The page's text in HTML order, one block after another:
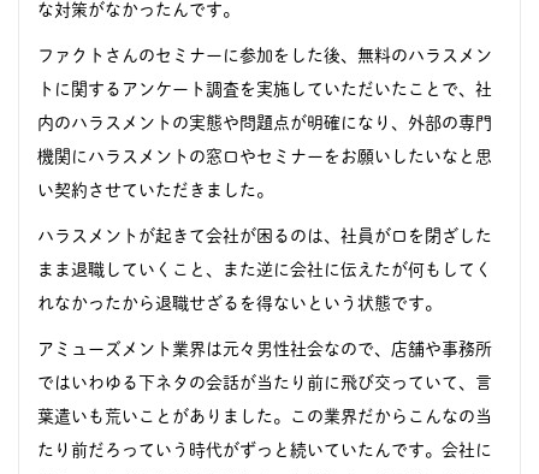
な対策がなかったんです。
ファクトさんのセミナーに参加をした後、無料のハラスメン
トに関するアンケート調査を実施していただいたことで、社
内のハラスメントの実態や問題点が明確になり、外部の専門
機関にハラスメントの窓口やセミナーをお願いしたいなと思
い契約させていただきました。
ハラスメントが起きて会社が困るのは、社員が口を閉ざした
まま退職していくこと、また逆に会社に伝えたが何もしてく
れなかったから退職せざるを得ないという状態です。
アミューズメント業界は元々男性社会なので、店舗や事務所
ではいわゆる下ネタの会話が当たり前に飛び交っていて、言
葉遣いも荒いことがありました。この業界だからこんなの当
たり前だろっていう時代がずっと続いていたんです。会社に